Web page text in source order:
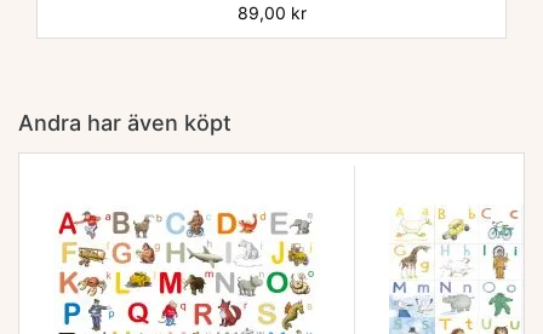
Pris
89,00 kr
Andra har även köpt